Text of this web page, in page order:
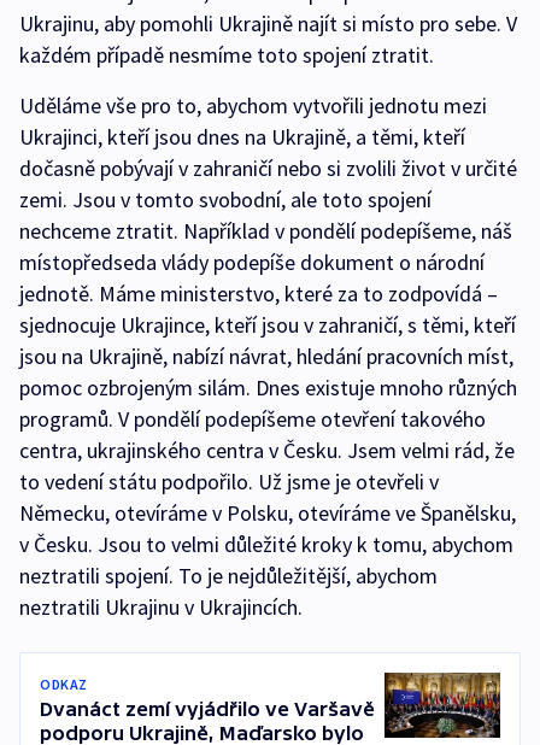
Ukrajinu, aby pomohli Ukrajině najít si místo pro sebe. V
každém případě nesmíme toto spojení ztratit.
Uděláme vše pro to, abychom vytvořili jednotu mezi
Ukrajinci, kteří jsou dnes na Ukrajině, a těmi, kteří
dočasně pobývají v zahraničí nebo si zvolili život v určité
zemi. Jsou v tomto svobodní, ale toto spojení
nechceme ztratit. Například v pondělí podepíšeme, náš
místopředseda vlády podepíše dokument o národní
jednotě. Máme ministerstvo, které za to zodpovídá –
sjednocuje Ukrajince, kteří jsou v zahraničí, s těmi, kteří
jsou na Ukrajině, nabízí návrat, hledání pracovních míst,
pomoc ozbrojeným silám. Dnes existuje mnoho různých
programů. V pondělí podepíšeme otevření takového
centra, ukrajinského centra v Česku. Jsem velmi rád, že
to vedení státu podpořilo. Už jsme je otevřeli v
Německu, otevíráme v Polsku, otevíráme ve Španělsku,
v Česku. Jsou to velmi důležité kroky k tomu, abychom
neztratili spojení. To je nejdůležitější, abychom
neztratili Ukrajinu v Ukrajincích.
ODKAZ
Dvanáct zemí vyjádřilo ve Varšavě
podporu Ukrajině, Maďarsko bylo